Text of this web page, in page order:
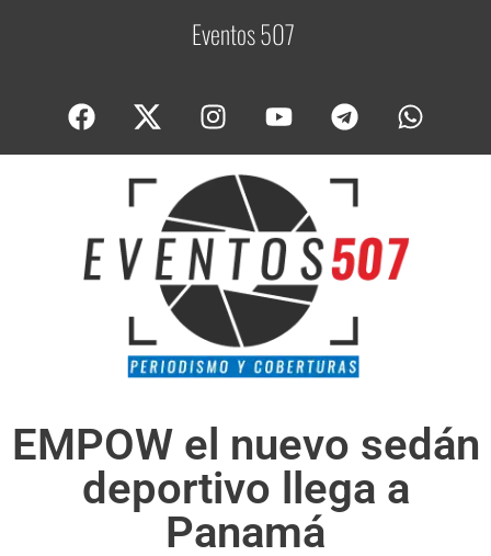
Eventos 507C
EMPOW el nuevo sedán
deportivo llega a
Panamá